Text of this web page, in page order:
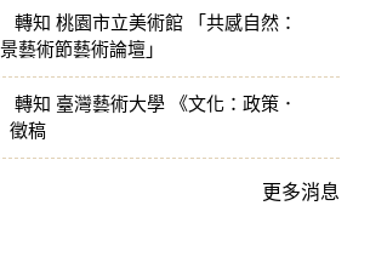
轉知 桃園市立美術館 「共感自然：
藝術節藝術論壇」
轉知 臺灣藝術大學 《文化：政策．
徵稿
更多消息